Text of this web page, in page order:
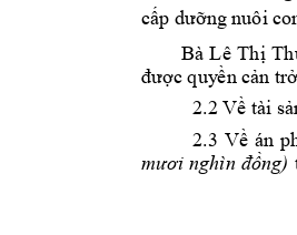
cấp dưỡng nuôi c
Bà Lê Thị
được quyền cản trở
2.2 Về tài sả
2.3 Về án
mươi nghìn đồng)